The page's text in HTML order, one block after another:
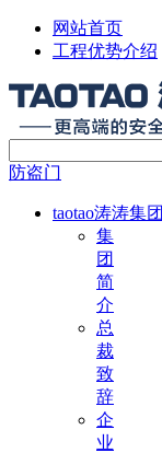
网站首页
工程优势介绍
防盗门
taotao涛涛集团
集
团
简
介
总
裁
致
辞
企
业